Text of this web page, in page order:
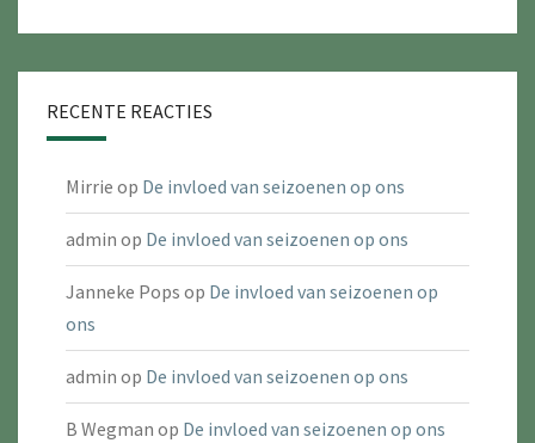
RECENTE REACTIES
Mirrie op De invloed van seizoenen op ons
admin op De invloed van seizoenen op ons
Janneke Pops op De invloed van seizoenen op
ons
admin op De invloed van seizoenen op ons
B Wegman op De invloed van seizoenen op ons